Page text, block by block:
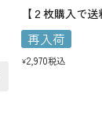
再入荷
¥2,970税込